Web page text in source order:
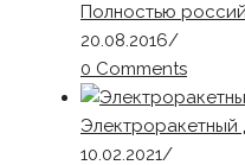
Полностью
20.08.2016/
0 Comments
Электроракетный
10.02.2021/